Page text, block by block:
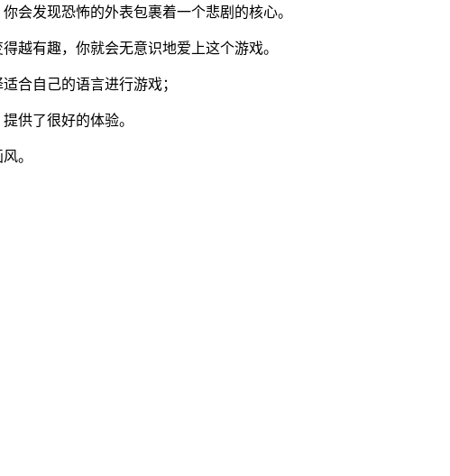
会发现恐怖的外表包裹着一个悲剧的核心。
越有趣，你就会无意识地爱上这个游戏。
合自己的语言进行游戏；
供了很好的体验。
。